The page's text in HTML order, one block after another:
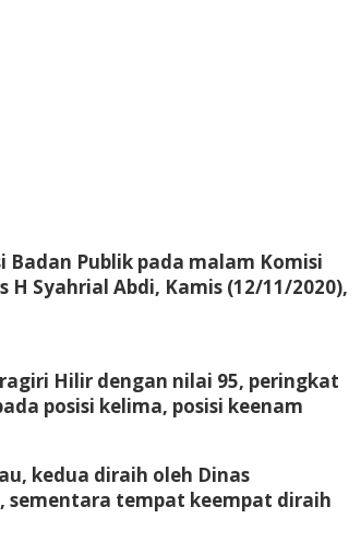
Publik pada malam Komisi
Syahrial Abdi, Kamis (12/11/2020),
Hilir dengan nilai 95, peringkat
posisi kelima, posisi keenam
kedua diraih oleh Dinas
sementara tempat keempat diraih